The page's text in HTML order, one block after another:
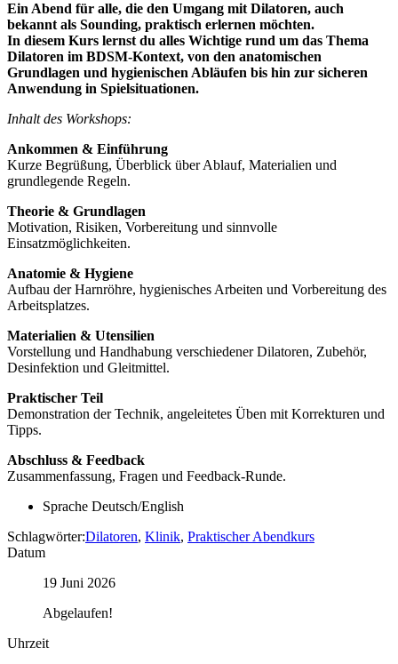
Ein Abend für alle, die den Umgang mit Dilatoren, auch
bekannt als Sounding, praktisch erlernen möchten.
In diesem Kurs lernst du alles Wichtige rund um das Thema
Dilatoren im BDSM-Kontext, von den anatomischen
Grundlagen und hygienischen Abläufen bis hin zur sicheren
Anwendung in Spielsituationen.
Inhalt des Workshops:
Ankommen & Einführung
Kurze Begrüßung, Überblick über Ablauf, Materialien und
grundlegende Regeln.
Theorie & Grundlagen
Motivation, Risiken, Vorbereitung und sinnvolle
Einsatzmöglichkeiten.
Anatomie & Hygiene
Aufbau der Harnröhre, hygienisches Arbeiten und Vorbereitung des
Arbeitsplatzes.
Materialien & Utensilien
Vorstellung und Handhabung verschiedener Dilatoren, Zubehör,
Desinfektion und Gleitmittel.
Praktischer Teil
Demonstration der Technik, angeleitetes Üben mit Korrekturen und
Tipps.
Abschluss & Feedback
Zusammenfassung, Fragen und Feedback-Runde.
Sprache Deutsch/English
Schlagwörter:Dilatoren, Klinik, Praktischer Abendkurs
Datum
19 Juni 2026
Abgelaufen!
Uhrzeit